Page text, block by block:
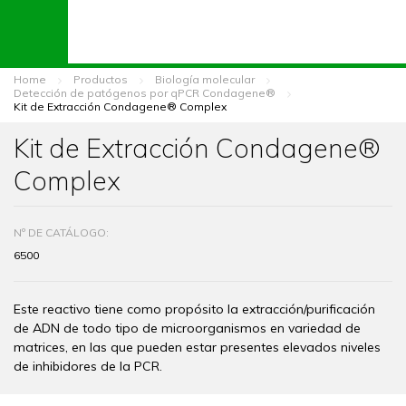
Home Productos
Biología molecular
Detección de patógenos por qPCR Condagene®
Kit de Extracción Condagene® Complex
Kit de Extracción Condagene®
Complex
Nº DE CATÁLOGO:
6500
Este reactivo tiene como propósito la extracción/purificación
de ADN de todo tipo de microorganismos en variedad de
matrices, en las que pueden estar presentes elevados niveles
de inhibidores de la PCR.